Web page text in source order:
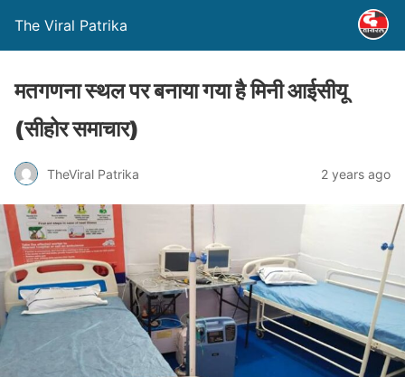
The Viral Patrika
मतगणना स्थल पर बनाया गया है मिनी आईसीयू
(सीहोर समाचार)
TheViral Patrika 2 years ago